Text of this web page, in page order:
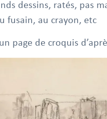
dessins, ratés, pas
fusain, au crayon, etc
page de croquis